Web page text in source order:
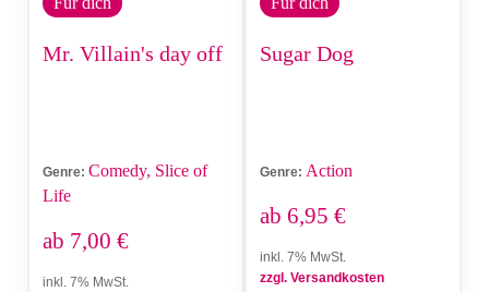
Mr. Villain's day off
Genre: Comedy, Slice of
Life
ab 7,00 €
inkl. 7% MwSt.
Sugar Dog
Genre: Action
ab 6,95 €
inkl. 7% MwSt.
zzgl. Versandkosten